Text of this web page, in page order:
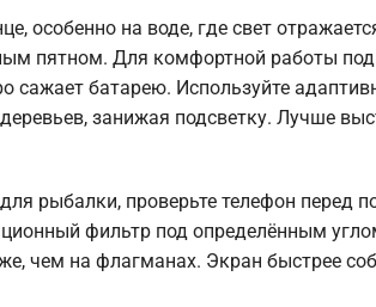
особенно на воде, где свет
пятном. Для комфортной работы
сажает батарею. Используйте
занижая подсветку. Лучше
рыбалки, проверьте телефон перед
фильтр под определённым
чем на флагманах. Экран быстрее